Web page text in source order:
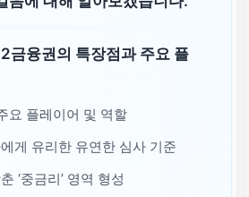
금융권의 특장점과 주요 플
요 플레이어 및 역할
게 유리한 유연한 심사 기준
‘중금리’ 영역 형성